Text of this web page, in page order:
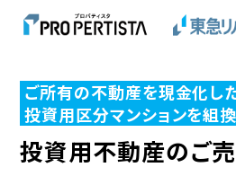
ご所有の不動産を現金化し
投資用区分マンションを組
投資用不動産のご
トップ
買いたい方